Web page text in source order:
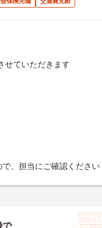
せていただきます
、担当にご確認ください